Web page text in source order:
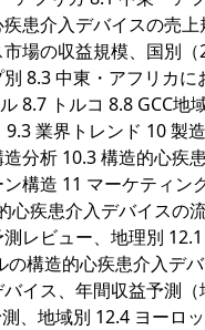
患介入デバイスの売
場の収益規模、国別
8.3 中東・アフリカ
8.7 トルコ 8.8 GCC
業界トレンド 10 製
分析 10.3 構造的心疾
構造 11 マーケティ
心疾患介入デバイスの
レビュー、地理別
構造的心疾患介入デ
イス、年間収益予測
、地域別 12.4 ヨーロ